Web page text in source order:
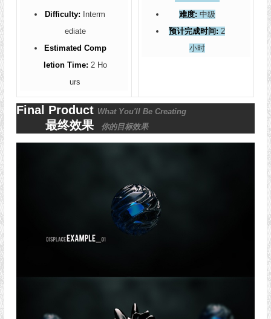
Difficulty:
Interm
ediate
Estimated Comp
letion Time: 2 Ho
urs
难度: 中级
预计完成时间:2
小时
Final Product What You'll Be Creating
最终效果 你的目标效果